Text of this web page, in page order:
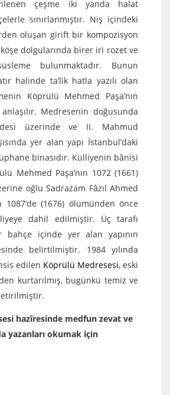
çeşme iki yanda halat
sınırlanmıştır. Niş içindeki
oluşan girift bir kompozisyon
dolgularında birer iri rozet ve
bulunmaktadır. Bunun
halinde ta’lik hatla yazılı olan
Köprülü Mehmed Paşa’nın
Medresenin doğusunda
üzerinde ve II. Mahmud
yer alan yapı İstanbul’daki
binasıdır. Külliyenin bânisi
Mehmed Paşa’nın 1072 (1661)
oğlu Sadrazam Fâzıl Ahmed
1087’de (1676) ölümünden önce
dahil edilmiştir. Üç tarafı
içinde yer alan yapının
belirtilmiştir. 1984 yılında
edilen Köprülü Medresesi, eski
kurtarılmış, bugünkü temiz ve
hazîresinde medfun zevat ve
yazanları okumak için